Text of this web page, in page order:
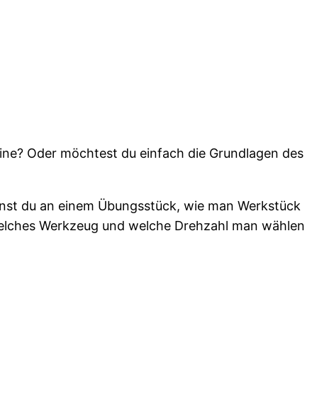
Oder möchtest du einfach die Grundlagen des
du an einem Übungsstück, wie man Werkstück
Werkzeug und welche Drehzahl man wählen